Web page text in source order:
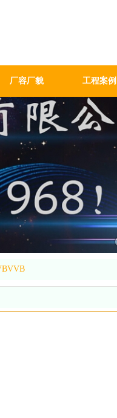
WORKS CO.,LTD
厂容厂貌 工程案例